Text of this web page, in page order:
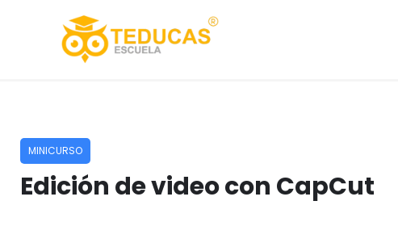
contenido
MINICURSO
Edición de video con CapCut